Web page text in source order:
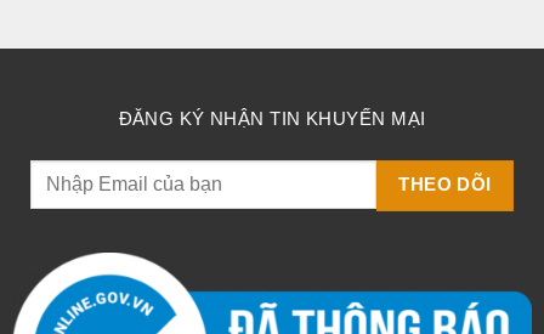
ĐĂNG KÝ NHẬN TIN KHUYẾN MẠI